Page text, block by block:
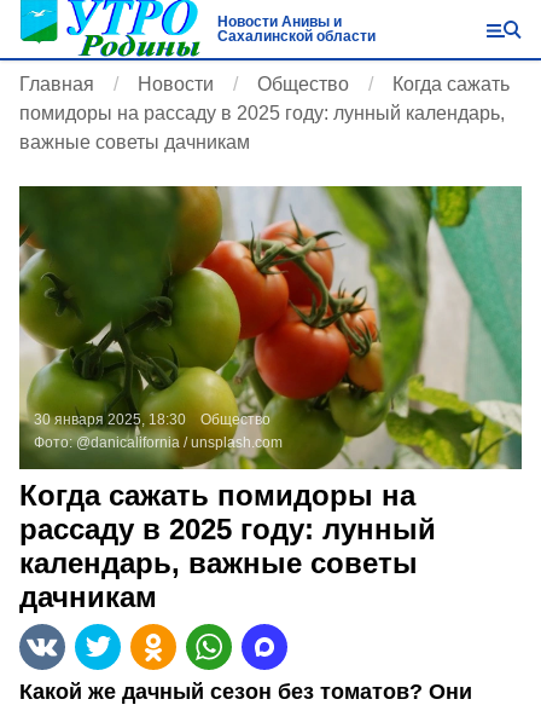
Новости Анивы и
Сахалинской области
Главная Новости Общество
Когда сажать
помидоры на рассаду в 2025 году: лунный календарь,
важные советы дачникам
30 января 2025, 18:30
Общество
Фото:@danicalifornia /unsplash.com
Когда сажать помидоры на
рассаду в 2025 году: лунный
календарь, важные советы
дачникам
Какой же дачный сезон без томатов? Они